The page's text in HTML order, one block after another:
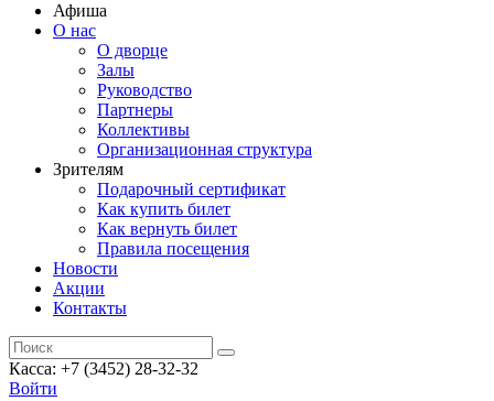
Афиша
О нас
О дворце
Залы
Руководство
Партнеры
Коллективы
Организационная структура
Зрителям
Подарочный сертификат
Как купить билет
Как вернуть билет
Правила посещения
Новости
Акции
Контакты
Касса: +7 (3452) 28-32-32
Войти